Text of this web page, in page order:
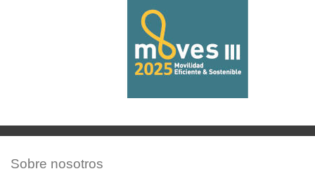
Sobre nosotros